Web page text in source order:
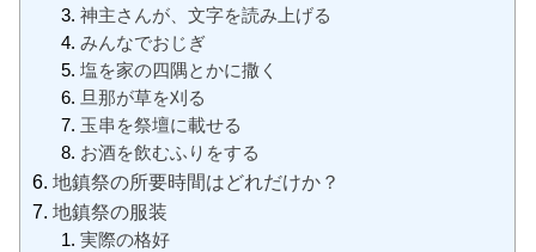
神主さんが、文字を読み上げる
みんなでおじぎ
塩を家の四隅とかに撒く
旦那が草を刈る
玉串を祭壇に載せる
お酒を飲むふりをする
地鎮祭の所要時間はどれだけか？
地鎮祭の服装
実際の格好